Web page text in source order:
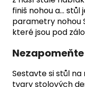
finiš nohou a...
parametry nohou
které jsou pod
Sestavte si stůl
tvary stolových